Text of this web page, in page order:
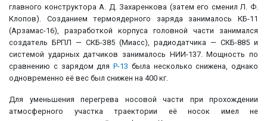
главного конструктора А. Д. Захаренкова (затем его сменил Л. Ф.
Клопов). Созданием термоядерного заряда занималось КБ-11
(Арзамас-16), разработкой корпуса головной части занимался
создатель БРПЛ — СКБ-385 (Миасс), радиодатчика — СКБ-885 и
системой ударных датчиков занималось НИИ-137. Мощность по
сравнению с зарядом для Р-13 была несколько снижена, однако
одновременно её вес был снижен на 400 кг.
Для уменьшения перегрева носовой части при прохождении
атмосферного участка траектории её носок имел не